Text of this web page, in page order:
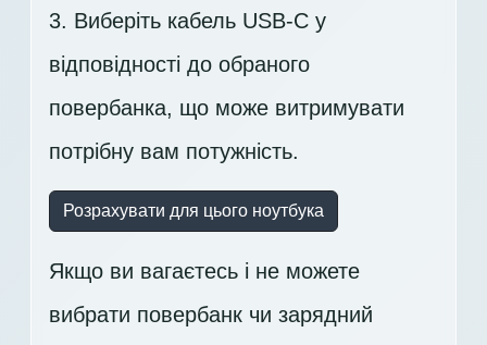
3. Виберіть кабель USB-C у
відповідності до обраного
повербанка, що може витримувати
потрібну вам потужність.
Розрахувати для цього ноутбука
Якщо ви вагаєтесь і не можете
вибрати повербанк чи зарядний